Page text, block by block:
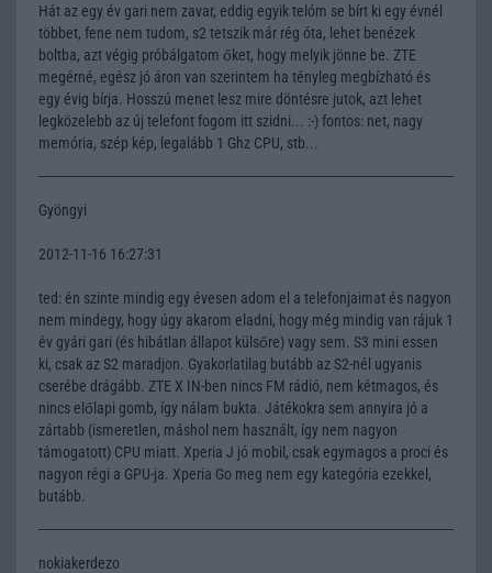
Hát az egy év gari nem zavar, eddig egyik telóm se bírt ki egy évnél
többet, fene nem tudom, s2 tetszik már rég óta, lehet benézek
boltba, azt végig próbálgatom őket, hogy melyik jönne be. ZTE
megérné, egész jó áron van szerintem ha tényleg megbízható és
egy évig bírja. Hosszú menet lesz mire döntésre jutok, azt lehet
legközelebb az új telefont fogom itt szidni... :-) fontos: net, nagy
memória, szép kép, legalább 1 Ghz CPU, stb...
Gyöngyi
2012-11-16 16:27:31
ted: én szinte mindig egy évesen adom el a telefonjaimat és nagyon
nem mindegy, hogy úgy akarom eladni, hogy még mindig van rájuk 1
év gyári gari (és hibátlan állapot külsőre) vagy sem. S3 mini essen
ki, csak az S2 maradjon. Gyakorlatilag butább az S2-nél ugyanis
cserébe drágább. ZTE X IN-ben nincs FM rádió, nem kétmagos, és
nincs előlapi gomb, így nálam bukta. Játékokra sem annyira jó a
zártabb (ismeretlen, máshol nem használt, így nem nagyon
támogatott) CPU miatt. Xperia J jó mobil, csak egymagos a proci és
nagyon régi a GPU-ja. Xperia Go meg nem egy kategória ezekkel,
butább.
nokiakerdezo